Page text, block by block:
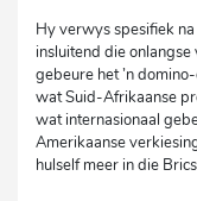
Hy verwys spesifiek
insluitend die
gebeure het ’n
wat Suid-Afrikaanse
wat internasionaal
Amerikaanse
hulself meer in die